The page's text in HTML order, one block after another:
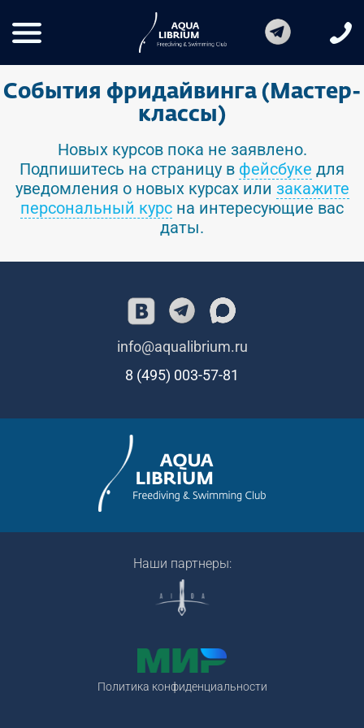
События фридайвинга (Мастер-
классы)
Новых курсов пока не заявлено.
Подпишитесь на страницу в фейсбуке для
уведомления о новых курсах или закажите
персональный курс на интересующие вас
даты.
info@aqualibrium.ru
8 (495) 003-57-81
Наши партнеры:
Политика конфиденциальности